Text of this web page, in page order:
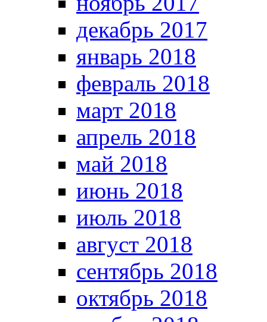
декабрь 2017
январь 2018
февраль 2018
март 2018
апрель 2018
май 2018
июнь 2018
июль 2018
август 2018
сентябрь 2018
октябрь 2018